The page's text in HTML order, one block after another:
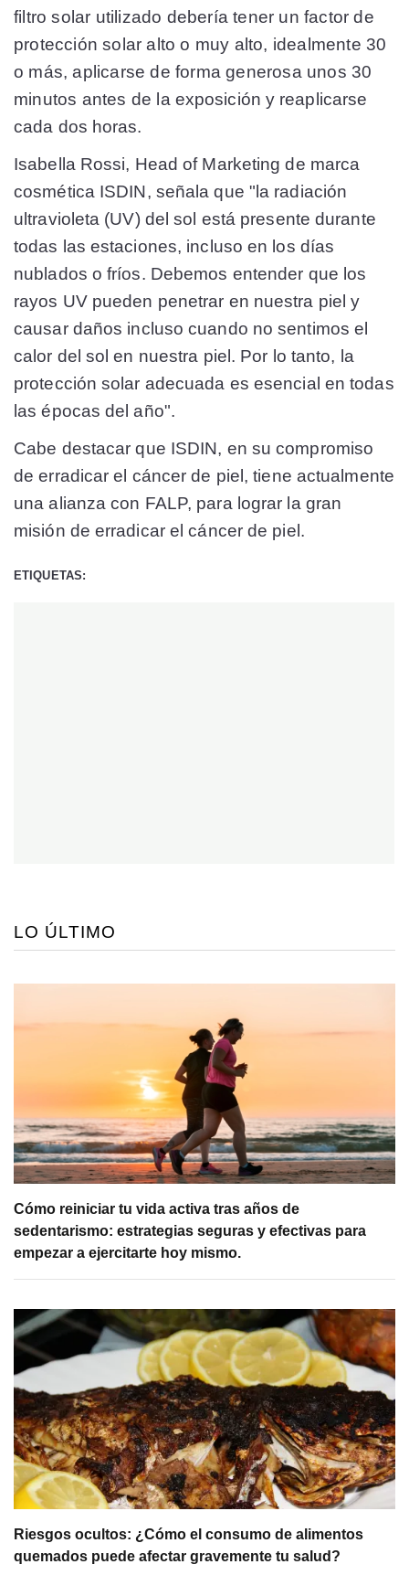
filtro solar utilizado debería tener un factor de
protección solar alto o muy alto, idealmente 30
o más, aplicarse de forma generosa unos 30
minutos antes de la exposición y reaplicarse
cada dos horas.
Isabella Rossi, Head of Marketing de marca
cosmética ISDIN, señala que "la radiación
ultravioleta (UV) del sol está presente durante
todas las estaciones, incluso en los días
nublados o fríos. Debemos entender que los
rayos UV pueden penetrar en nuestra piel y
causar daños incluso cuando no sentimos el
calor del sol en nuestra piel. Por lo tanto, la
protección solar adecuada es esencial en todas
las épocas del año".
Cabe destacar que ISDIN, en su compromiso
de erradicar el cáncer de piel, tiene actualmente
una alianza con FALP, para lograr la gran
misión de erradicar el cáncer de piel.
ETIQUETAS:
LO ÚLTIMO
Cómo reiniciar tu vida activa tras años de
sedentarismo: estrategias seguras y efectivas para
empezar a ejercitarte hoy mismo.
Riesgos ocultos: ¿Cómo el consumo de alimentos
quemados puede afectar gravemente tu salud?